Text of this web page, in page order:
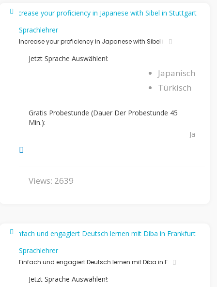
Sprachlehrer
Increase your proficiency in Japanese with Sibel i
Jetzt Sprache Auswählen!:
Japanisch
Türkisch
Gratis Probestunde (Dauer Der Probestunde 45
Min.):
Ja
Views: 2639
Sprachlehrer
Einfach und engagiert Deutsch lernen mit Diba in F
Jetzt Sprache Auswählen!: